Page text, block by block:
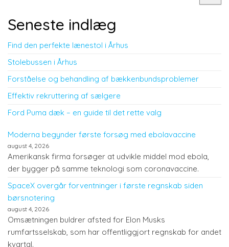
Seneste indlæg
Find den perfekte lænestol i Århus
Stolebussen i Århus
Forståelse og behandling af bækkenbundsproblemer
Effektiv rekruttering af sælgere
Ford Puma dæk – en guide til det rette valg
Moderna begynder første forsøg med ebolavaccine
august 4, 2026
Amerikansk firma forsøger at udvikle middel mod ebola,
der bygger på samme teknologi som coronavaccine.
SpaceX overgår forventninger i første regnskab siden
børsnotering
august 4, 2026
Omsætningen buldrer afsted for Elon Musks
rumfartsselskab, som har offentliggjort regnskab for andet
kvartal.